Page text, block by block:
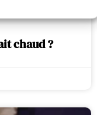
chaud ?